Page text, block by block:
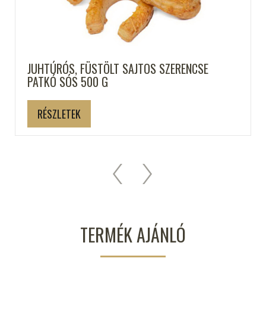
JUHTÚRÓS, FÜSTÖLT SAJTOS SZERENCSE
PATKÓ SÓS 500 G
RÉSZLETEK
TERMÉK AJÁNLÓ